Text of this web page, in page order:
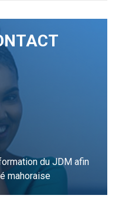
du JDM afin
mahoraise